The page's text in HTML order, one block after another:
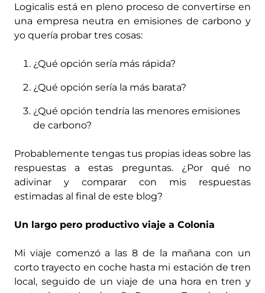
Logicalis está en pleno proceso de convertirse en
una empresa neutra en emisiones de carbono y
yo quería probar tres cosas:
¿Qué opción sería más rápida?
¿Qué opción sería la más barata?
¿Qué opción tendría las menores emisiones
de carbono?
Probablemente tengas tus propias ideas sobre las
respuestas a estas preguntas. ¿Por qué no
adivinar y comparar con mis respuestas
estimadas al final de este blog?
Un largo pero productivo viaje a Colonia
Mi viaje comenzó a las 8 de la mañana con un
corto trayecto en coche hasta mi estación de tren
local, seguido de un viaje de una hora en tren y